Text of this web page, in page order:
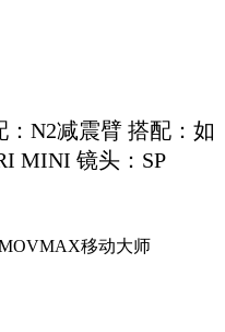
N2减震臂 搭配：如
MINI 镜头：SP